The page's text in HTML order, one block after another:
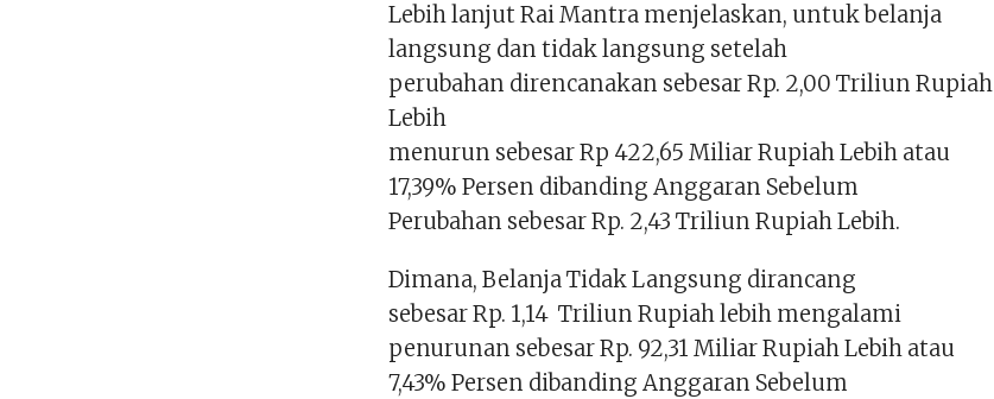
Lebih lanjut Rai Mantra menjelaskan, untuk belanja
langsung dan tidak langsung setelah
perubahan direncanakan sebesar Rp. 2,00 Triliun Rupiah
Lebih
menurun sebesar Rp 422,65 Miliar Rupiah Lebih atau
17,39% Persen dibanding Anggaran Sebelum
Perubahan sebesar Rp. 2,43 Triliun Rupiah Lebih.
Dimana, Belanja Tidak Langsung dirancang
sebesar Rp. 1,14 Triliun Rupiah lebih mengalami
penurunan sebesar Rp. 92,31 Miliar Rupiah Lebih atau
7,43% Persen dibanding Anggaran Sebelum